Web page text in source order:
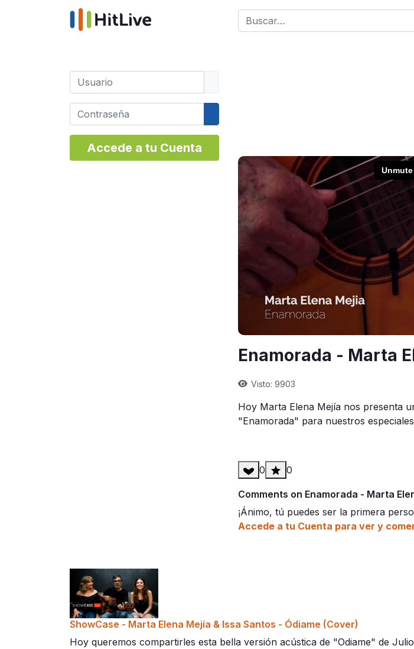
Buscar
Enamorada - Marta
Visto: 9903
Hoy Marta Elena Mejía nos presenta
"Enamorada" para nuestros
0 0
Comments on Enamorada - Marta
¡Ánimo, tú puedes ser la primera
Accede a tu Cuenta para ver y
Usuario
Contraseña
Mostrar contraseña
Accede a tu Cuenta
ShowCase - Marta Elena Mejía & Issa Santos - Ódiame (Cover)
Hoy queremos compartirles esta bella versión acústica de "Odiame" de